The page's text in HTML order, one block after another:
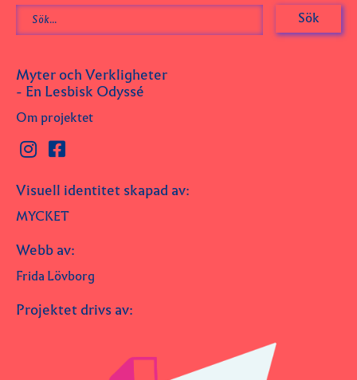
Myter och Verkligheter
- En Lesbisk Odyssé
Om projektet
Visuell identitet skapad av:
MYCKET
Webb av:
Frida Lövborg
Projektet drivs av: